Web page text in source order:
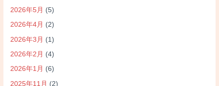
2026年5月 (5)
2026年4月 (2)
2026年3月 (1)
2026年2月 (4)
2026年1月 (6)
2025年11月 (2)